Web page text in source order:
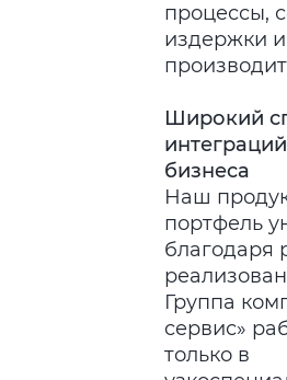
процессы,
издержки
Широкий
бизнеса
Наш
портфель
благодаря
Группа
сервис»
только в